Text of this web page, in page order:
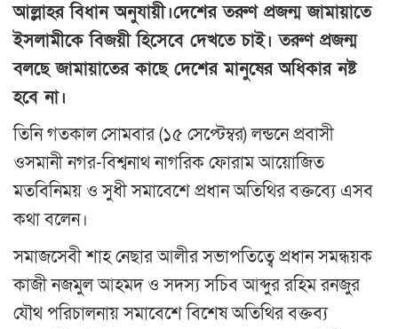
আল্লাহর বিধান অনুযায়ী।দেশের তরুণ প্রজন্ম জামায়াতে
ইসলামীকে বিজয়ী হিসেবে দেখতে চাই। তরুণ প্রজন্ম
বলছে জামায়াতের কাছে দেশের মানুষের অধিকার নষ্ট
হবে না।
তিনি গতকাল সোমবার (১৫ সেপ্টেম্বর) লন্ডনে প্রবাসী
ওসমানী নগর-বিশ্বনাথ নাগরিক ফোরাম আয়োজিত
মতবিনিময় ও সুধী সমাবেশে প্রধান অতিথির বক্তব্যে এসব
কথা বলেন।
সমাজসেবী শাহ নেছার আলীর সভাপতিত্বে প্রধান সমন্ধয়ক
কাজী নজমুল আহমদ ও সদস্য সচিব আব্দুর রহিম রনজুর
যৌথ পরিচালনায় সমাবেশে বিশেষ অতিথির বক্তব্য